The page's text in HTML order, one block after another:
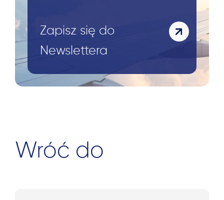
Zapisz się do
Newslettera
Wróć do